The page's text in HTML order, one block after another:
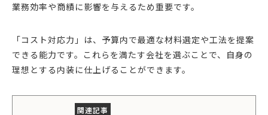
業務効率や商績に影響を与えるため重要です。
「コスト対応力」は、予算内で最適な材料選定や工法を提案
できる能力です。これらを満たす会社を選ぶことで、自身の
理想とする内装に仕上げることができます。